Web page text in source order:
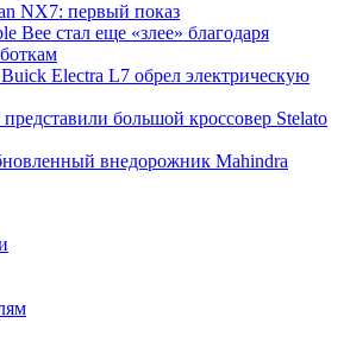
NX7: первый показ
Bee стал еще «злее» благодаря
Electra L7 обрел электрическую
большой кроссовер Stelato
внедорожник Mahindra